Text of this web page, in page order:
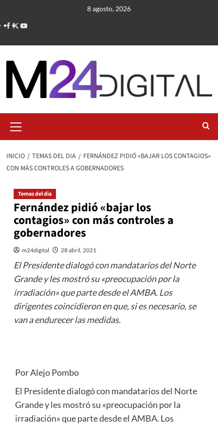
contenido
8 agosto, 2026
primario
INICIO TEMAS DEL DIA
FERNÁNDEZ PIDIÓ «BAJAR LOS CONTAGIOS»
CON MÁS CONTROLES A GOBERNADORES
Temas del dia
Fernández pidió «bajar los
contagios» con más controles a
gobernadores
m24digital 28 abril, 2021
El Presidente dialogó con mandatarios del Norte
Grande y les mostró su «preocupación por la
irradiación» que parte desde el AMBA. Los
dirigentes coincidieron en que, si es necesario, se
van a endurecer las medidas.
Por Alejo Pombo
El Presidente dialogó con mandatarios del Norte
Grande y les mostró su «preocupación por la
irradiación» que parte desde el AMBA. Los